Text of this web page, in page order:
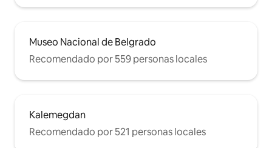
Museo Nacional de Belgrado
Recomendado por 559 personas locales
Kalemegdan
Recomendado por 521 personas locales